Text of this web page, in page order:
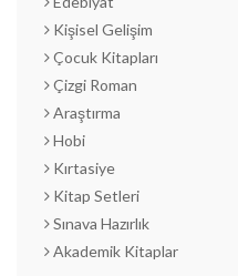
Kişisel Gelişim
Çocuk Kitapları
Çizgi Roman
Araştırma
Hobi
Kırtasiye
Kitap Setleri
Sınava Hazırlık
Akademik Kitaplar